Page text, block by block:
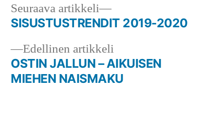
Artikkelien
selaus
Edellinen artikkeliEdellinen
artikkeli:
OSTIN JALLUN – AIKUISEN
MIEHEN NAISMAKU
Seuraava artikkeli
Seuraava
artikkeli:
SISUSTUSTRENDIT 2019-2020